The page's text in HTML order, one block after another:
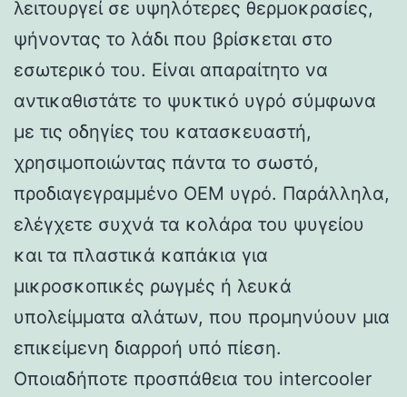
λειτουργεί σε υψηλότερες θερμοκρασίες,
ψήνοντας το λάδι που βρίσκεται στο
εσωτερικό του. Είναι απαραίτητο να
αντικαθιστάτε το ψυκτικό υγρό σύμφωνα
με τις οδηγίες του κατασκευαστή,
χρησιμοποιώντας πάντα το σωστό,
προδιαγεγραμμένο OEM υγρό. Παράλληλα,
ελέγχετε συχνά τα κολάρα του ψυγείου
και τα πλαστικά καπάκια για
μικροσκοπικές ρωγμές ή λευκά
υπολείμματα αλάτων, που προμηνύουν μια
επικείμενη διαρροή υπό πίεση.
Οποιαδήποτε προσπάθεια του intercooler